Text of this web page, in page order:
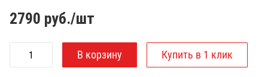
2790 руб./шт